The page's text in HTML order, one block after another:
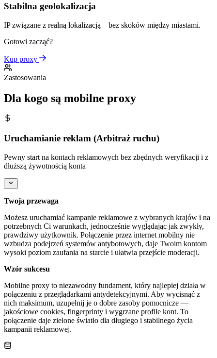
Stabilna geolokalizacja
IP związane z realną lokalizacją—bez skoków między miastami.
Gotowi zacząć?
Kup proxy
Zastosowania
Dla kogo są mobilne proxy
Uruchamianie reklam (Arbitraż ruchu)
Pewny start na kontach reklamowych bez zbędnych weryfikacji i z
dłuższą żywotnością konta
Twoja przewaga
Możesz uruchamiać kampanie reklamowe z wybranych krajów i na
potrzebnych Ci warunkach, jednocześnie wyglądając jak zwykły,
prawdziwy użytkownik. Połączenie przez internet mobilny nie
wzbudza podejrzeń systemów antybotowych, daje Twoim kontom
wysoki poziom zaufania na starcie i ułatwia przejście moderacji.
Wzór sukcesu
Mobilne proxy to niezawodny fundament, który najlepiej działa w
połączeniu z przeglądarkami antydetekcyjnymi. Aby wycisnąć z
nich maksimum, uzupełnij je o dobre zasoby pomocnicze —
jakościowe cookies, fingerprinty i wygrzane profile kont. To
połączenie daje zielone światło dla długiego i stabilnego życia
kampanii reklamowej.